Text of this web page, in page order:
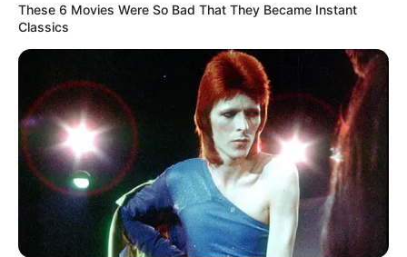
These 6 Movies Were So Bad That They Became Instant
Classics